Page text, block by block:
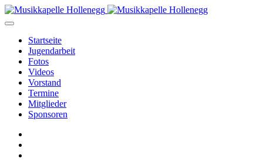
Startseite
Jugendarbeit
Fotos
Videos
Vorstand
Termine
Mitglieder
Sponsoren